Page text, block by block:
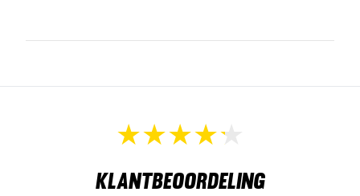
Klantbeoordeling